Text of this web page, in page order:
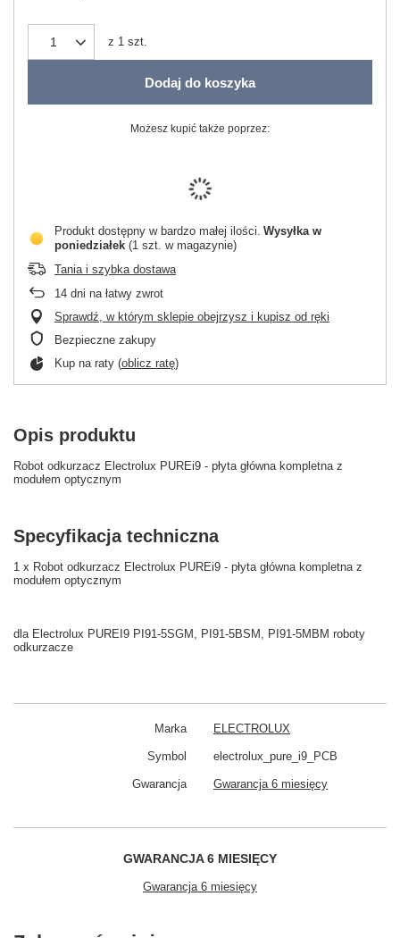
z 1 szt.
Dodaj do koszyka
Możesz kupić także poprzez:
Produkt dostępny w bardzo małej ilości Wysyłka w
poniedziałek (1 szt. w magazynie)
Tania i szybka dostawa
14 dni na łatwy zwrot
Sprawdź, w którym sklepie obejrzysz i kupisz od ręki
Bezpieczne zakupy
Kup na raty (oblicz ratę)
Opis produktu
Robot odkurzacz Electrolux PUREi9 - płyta główna kompletna z
modułem optycznym
Specyfikacja techniczna
1 x Robot odkurzacz Electrolux PUREi9 - płyta główna kompletna z
modułem optycznym
dla Electrolux PUREI9 PI91-5SGM, PI91-5BSM, PI91-5MBM roboty
odkurzacze
Marka ELECTROLUX
Symbol electrolux_pure_i9_PCB
Gwarancja Gwarancja 6 miesięcy
GWARANCJA 6 MIESIĘCY
Gwarancja 6 miesięcy